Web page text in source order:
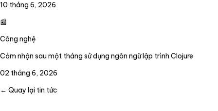
10 tháng 6, 2026
📰
Công nghệ
Cảm nhận sau một tháng sử dụng ngôn ngữ lập trình Clojure
02 tháng 6, 2026
← Quay lại tin tức